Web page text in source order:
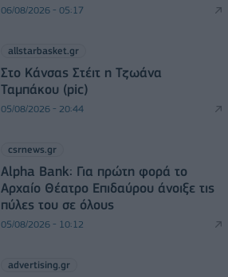
06/08/2026 - 05:17
allstarbasket.gr
Στο Κάνσας Στέιτ η Τζωάνα
Ταμπάκου (pic)
05/08/2026 - 20:44
csrnews.gr
Alpha Bank: Για πρώτη φορά το
Αρχαίο Θέατρο Επιδαύρου άνοιξε τις
πύλες του σε όλους
05/08/2026 - 10:12
advertising.gr